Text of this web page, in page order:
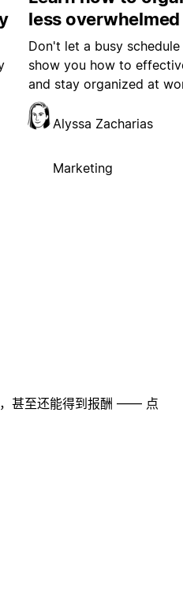
less overwhelmed
Don't let a busy
show you how to
and stay organized at
Alyssa Zacharias
Marketing
甚至还能得到报酬 —— 点